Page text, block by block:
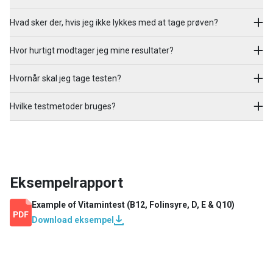
Hvad sker der, hvis jeg ikke lykkes med at tage prøven?
Hvor hurtigt modtager jeg mine resultater?
Hvornår skal jeg tage testen?
Hvilke testmetoder bruges?
Eksempelrapport
Example ofVitamintest (B12, Folinsyre, D, E & Q10)
Download eksempel